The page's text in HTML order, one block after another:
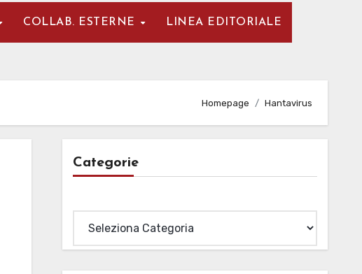
COLLAB. ESTERNE LINEA EDITORIALE
Homepage Hantavirus
Categorie